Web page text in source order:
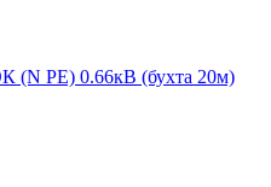
(N PE) 0.66кВ (бухта 20м)